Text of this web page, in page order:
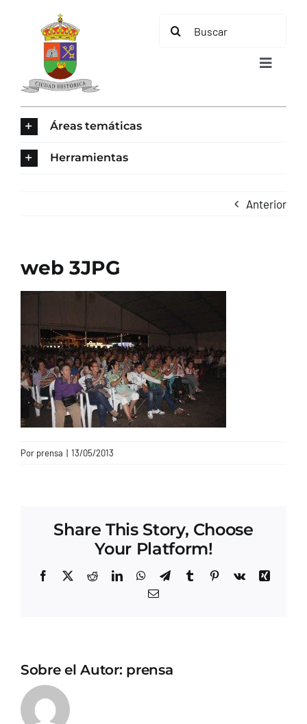
contenido
Buscar:
Toggle
CONTACTO
Áreas temáticas
Herramientas
Anterior
web 3JPG
Por prensa | 13/05/2013
Share This Story, Choose
Your Platform!
Facebook
X RedditLinkedInWhatsApp
TelegramTumblrPinterest
Vk
Xing
Correo
Sobre el Autor: prensa